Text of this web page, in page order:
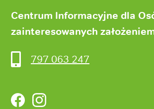
Centrum Informacyjne dla
zainteresowanych
797 063 247
FacebookInstagram